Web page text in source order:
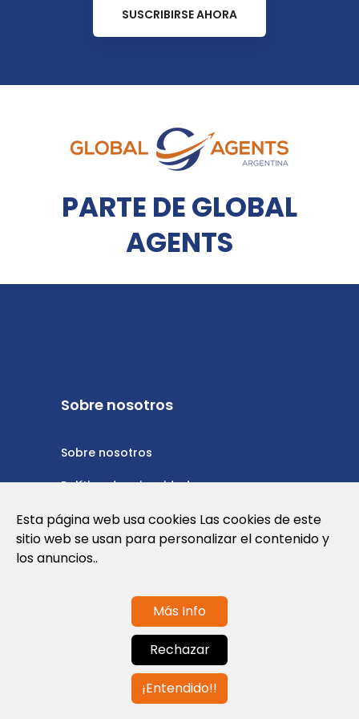
SUSCRIBIRSE AHORA
PARTE DE GLOBAL
AGENTS
Sobre nosotros
Sobre nosotros
Política de privacidad
Política de cookies
Nota Legal y Condiciones de Uso de la
Contáctanos
info@globalagents.net
Esta página web usa cookies Las cookies de este
sitio web se usan para personalizar el contenido y
los anuncios..
Más Info
Rechazar
¡Entendido!!